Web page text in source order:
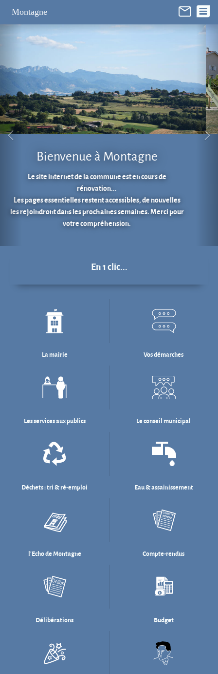
Montagne
Aire de jeux au cœur du village.
En 1 clic...
La mairie Vos démarches
Les services aux publics Le conseil municipal
Déchets : tri & ré-emploi Eau & assainissement
l'Echo de Montagne Compte-rendus
Délibérations Budget
Salle des fêtes Willi Münzenberg